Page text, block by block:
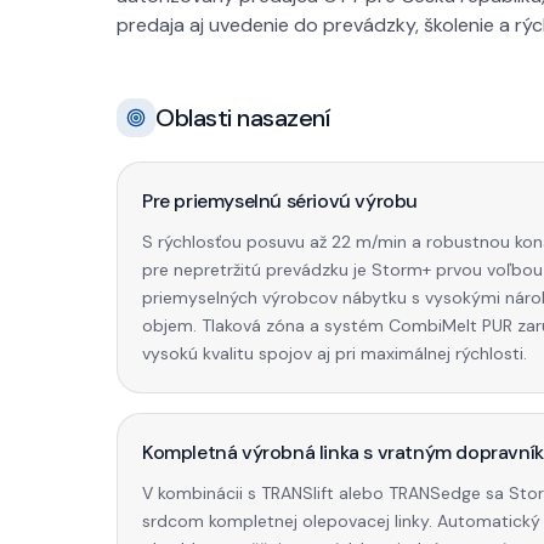
predaja aj uvedenie do prevádzky, školenie a
Oblasti nasazení
Pre priemyselnú sériovú výrobu
S rýchlosťou posuvu až 22 m/min a robustnou
pre nepretržitú prevádzku je Storm+ prvou
priemyselných výrobcov nábytku s vysokými
objem. Tlaková zóna a systém CombiMelt PUR
vysokú kvalitu spojov aj pri maximálnej rýchlosti.
Kompletná výrobná linka s vratným
V kombinácii s TRANSlift alebo TRANSedge sa
srdcom kompletnej olepovacej linky.